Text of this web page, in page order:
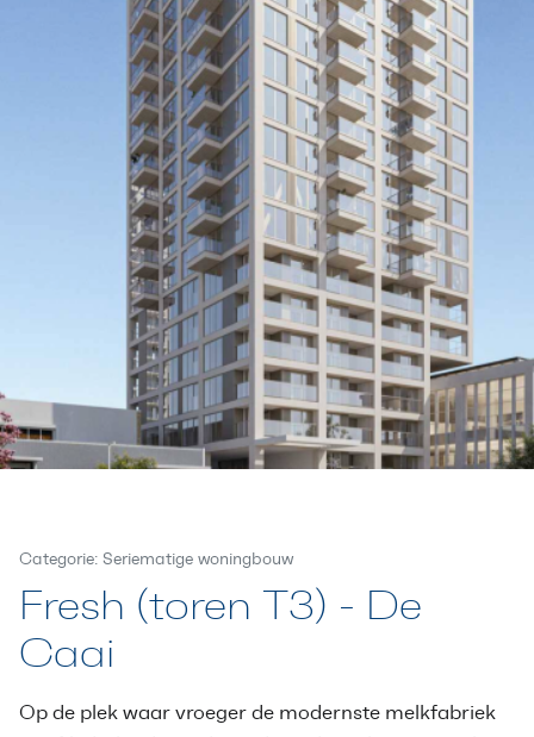
Categorie: Seriematige woningbouw
Fresh (toren T3) - De
Caai
Op de plek waar vroeger de modernste melkfabriek